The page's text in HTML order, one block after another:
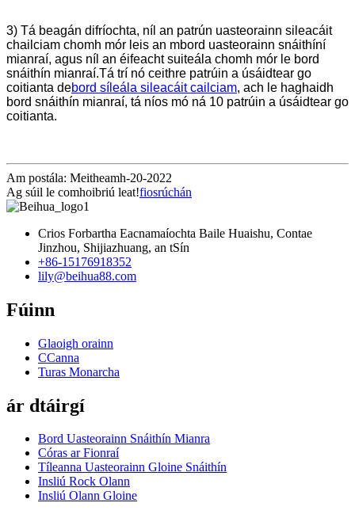
3) Tá beagán difríochta, níl an patrún uasteorainn sileacáit
chailciam chomh mór leis an mbord uasteorainn snáithíní
mianraí, agus níl an éifeacht suiteála chomh mór le bord
snáithín mianraí.Tá trí nó ceithre patrúin a úsáidtear go
coitianta debord síleála sileacáit cailciam, ach le haghaidh
bord snáithín mianraí, tá níos mó ná 10 patrúin a úsáidtear go
coitianta.
Am postála: Meitheamh-20-2022
Ag súil le comhoibriú leat!fiosrúchán
Crios Forbartha Eacnamaíochta Baile Huaishu, Contae
Jinzhou, Shijiazhuang, an tSín
+86-15176918352
lily@beihua88.com
Fúinn
Glaoigh orainn
CCanna
Turas Monarcha
ár dtáirgí
Bord Uasteorainn Snáithín Mianra
Córas ar Fionraí
Tíleanna Uasteorainn Gloine Snáithín
Insliú Rock Olann
Insliú Olann Gloine